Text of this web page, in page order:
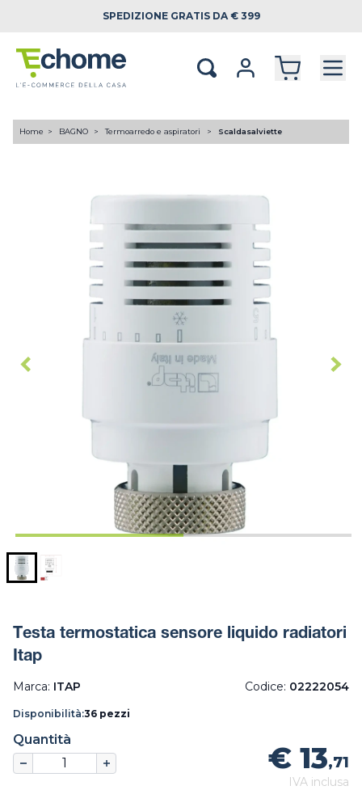
SPEDIZIONE GRATIS DA € 399
Home BAGNO Termoarredo e aspiratori Scaldasalviette
Testa termostatica sensore liquido radiatori
Itap
Marca: ITAP Codice: 02222054
Disponibilità:36 pezzi
Quantità
€ 13,71
IVA inclusa